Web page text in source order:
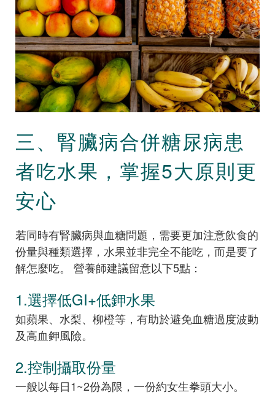
三、腎臟病合併糖尿病患
者吃水果，掌握5大原則更
安心
若同時有腎臟病與血糖問題，需要更加注意飲食的
份量與種類選擇，水果並非完全不能吃，而是要了
解怎麼吃。 營養師建議留意以下5點：
1.選擇低GI+低鉀水果
如蘋果、水梨、柳橙等，有助於避免血糖過度波動
及高血鉀風險。
2.控制攝取份量
一般以每日1~2份為限，一份約女生拳頭大小。